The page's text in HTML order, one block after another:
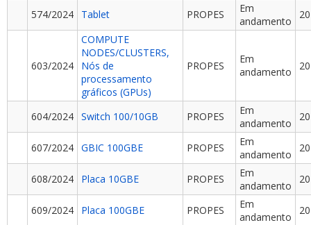
574/2024 Tablet PROPES
Em
andamento
603/2024
COMPUTE
NODES/CLUSTERS,
Nós de
processamento
gráficos (GPUs)
PROPES
Em
andamento
604/2024 Switch 100/10GB PROPES
Em
andamento
607/2024 GBIC 100GBE PROPES
Em
andamento
608/2024 Placa 10GBE PROPES
Em
andamento
609/2024 Placa 100GBE PROPES
Em
andamento